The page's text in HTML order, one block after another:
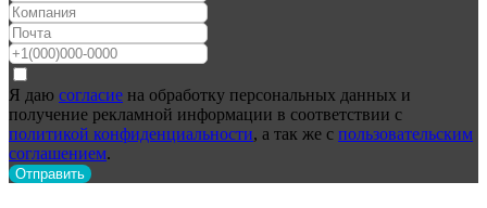
Я даю согласие на обработку персональных данных и
получение рекламной информации в соответствии с
политикой конфиденциальности, а так же с пользовательским
соглашением.
Отправить